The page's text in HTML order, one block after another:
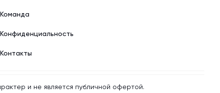
Команда
Конфиденциальность
Контакты
и не является публичной офертой.